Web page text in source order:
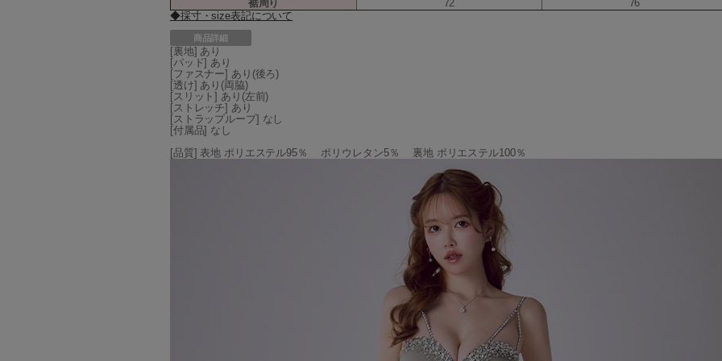
裾周り 72
76
◆採寸・size表記について
商品詳細
[裏地] あり
[パッド] あり
[ファスナー] あり(後ろ)
[透け] あり(両脇)
[スリット] あり(左前)
[ストレッチ] あり
[ストラップループ] なし
[付属品] なし
[品質] 表地 ポリエステル95％ ポリウレタン5％ 裏地 ポリエステル100％